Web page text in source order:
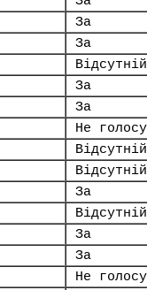
За
За
Відсутній
За
За
Не
Відсутній
Відсутній
За
Відсутній
За
За
Не